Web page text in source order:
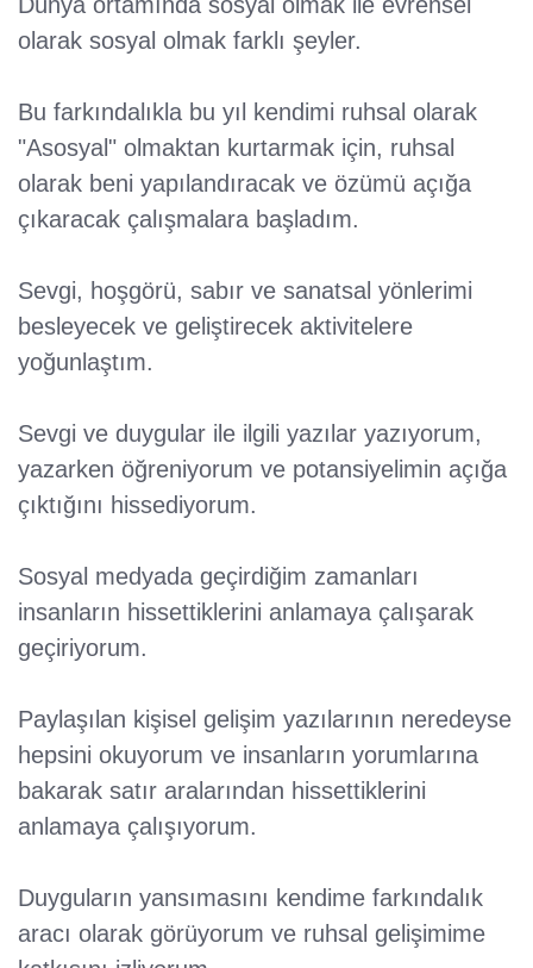
olarak sosyal olmak farklı şeyler.
Bu farkındalıkla bu yıl kendimi ruhsal olarak
"Asosyal" olmaktan kurtarmak için, ruhsal
olarak beni yapılandıracak ve özümü açığa
çıkaracak çalışmalara başladım.
Sevgi, hoşgörü, sabır ve sanatsal yönlerimi
besleyecek ve geliştirecek aktivitelere
yoğunlaştım.
Sevgi ve duygular ile ilgili yazılar yazıyorum,
yazarken öğreniyorum ve potansiyelimin açığa
çıktığını hissediyorum.
Sosyal medyada geçirdiğim zamanları
insanların hissettiklerini anlamaya çalışarak
geçiriyorum.
Paylaşılan kişisel gelişim yazılarının neredeyse
hepsini okuyorum ve insanların yorumlarına
bakarak satır aralarından hissettiklerini
anlamaya çalışıyorum.
Duyguların yansımasını kendime farkındalık
aracı olarak görüyorum ve ruhsal gelişimime